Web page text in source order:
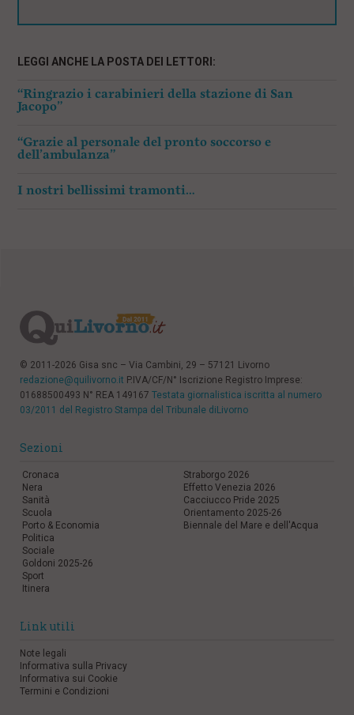
LEGGI ANCHE LA POSTA DEI LETTORI:
“Ringrazio i carabinieri della stazione di San
Jacopo”
“Grazie al personale del pronto soccorso e
dell’ambulanza”
I nostri bellissimi tramonti…
© 2011-2026 Gisa snc – Via Cambini, 29 – 57121 Livorno
redazione@quilivorno.it P.IVA/CF/N° Iscrizione Registro Imprese:
01688500493 N° REA 149167 Testata giornalistica iscritta al numero
03/2011 del Registro Stampa del Tribunale diLivorno
Sezioni
Cronaca
Nera
Sanità
Scuola
Porto & Economia
Politica
Sociale
Goldoni 2025-26
Sport
Itinera
Straborgo 2026
Effetto Venezia 2026
Cacciucco Pride 2025
Orientamento 2025-26
Biennale del Mare e dell'Acqua
Link utili
Note legali
Informativa sulla Privacy
Informativa sui Cookie
Termini e Condizioni